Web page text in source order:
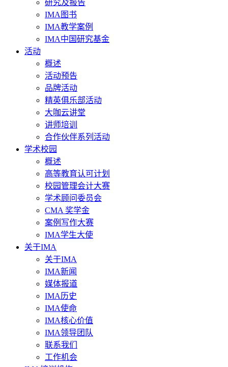
研究及报告
IMA图书
IMA教学案例
IMA中国研究基金
活动
概述
活动预告
品牌活动
精英俱乐部活动
大咖云讲堂
讲师培训
合作伙伴系列活动
学术校园
概述
高等教育认可计划
校园管理会计大赛
学术顾问委员会
CMA 奖学金
案例写作大赛
IMA学生大使
关于IMA
关于IMA
IMA新闻
媒体报道
IMA历史
IMA使命
IMA核心价值
IMA领导团队
联系我们
工作机会